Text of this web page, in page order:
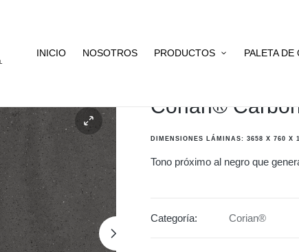
INICIO NOSOTROS PRODUCTOS PALETA DE
Corian®
DIMENSIONES LÁMINAS: 3658 X 760 X
Tono próximo al negro que
Categoría: Corian®